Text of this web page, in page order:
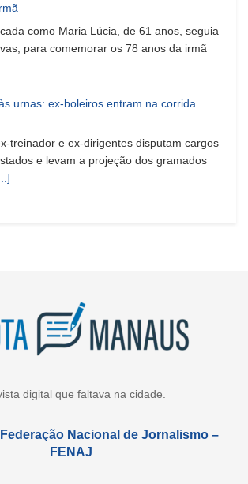
como Maria Lúcia, de 61 anos, seguia
para comemorar os 78 anos da irmã
urnas: ex-boleiros entram na corrida
treinador e ex-dirigentes disputam cargos
e levam a projeção dos gramados
digital que faltava na cidade.
Nacional de Jornalismo –
FENAJ